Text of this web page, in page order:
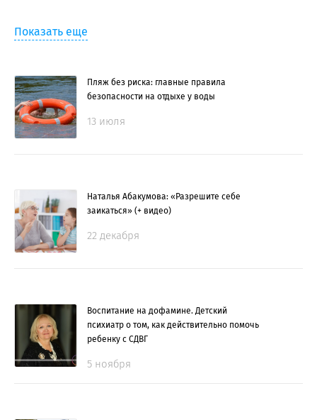
Показать еще
Пляж без риска: главные правила
безопасности на отдыхе у воды
13 июля
Наталья Абакумова: «Разрешите себе
заикаться» (+ видео)
22 декабря
Воспитание на дофамине. Детский
психиатр о том, как действительно помочь
ребенку с СДВГ
5 ноября